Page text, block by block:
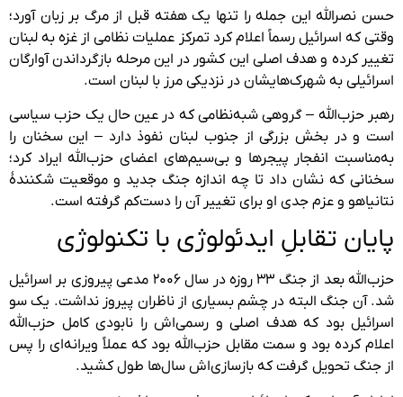
حسن نصرالله این جمله را تنها یک هفته قبل از مرگ بر زبان آورد؛
وقتی که اسرائیل رسماً اعلام کرد تمرکز عملیات نظامی از غزه به لبنان
تغییر کرده و هدف اصلی این کشور در این مرحله بازگرداندن آوارگان
اسرائیلی به شهرک‌هایشان در نزدیکی مرز با لبنان است.
رهبر حزب‌الله – گروهی شبه‌نظامی که در عین حال یک حزب سیاسی
است و در بخش بزرگی از جنوب لبنان نفوذ دارد – این سخنان را
به‌مناسبت انفجار پیجرها و بی‌سیم‌های اعضای حزب‌الله ایراد کرد؛
سخنانی که نشان داد تا چه اندازه جنگ جدید و موقعیت شکنندهٔ
نتانیاهو و عزم جدی‌ او برای تغییر آن را دست‌کم گرفته‌ است.
پایان تقابلِ ایدئولوژی با تکنولوژی
حزب‌الله بعد از جنگ ۳۳ روزه در سال ۲۰۰۶ مدعی پیروزی بر اسرائیل
شد. آن جنگ البته در چشم بسیاری از ناظران پیروز نداشت. یک سو
اسرائیل بود که هدف اصلی و رسمی‌اش را نابودی کامل حزب‌الله
اعلام کرده بود و سمت مقابل حزب‌الله بود که عملاً ویرانه‌ای را پس
از جنگ تحویل گرفت که بازسازی‌اش سال‌ها طول کشید.